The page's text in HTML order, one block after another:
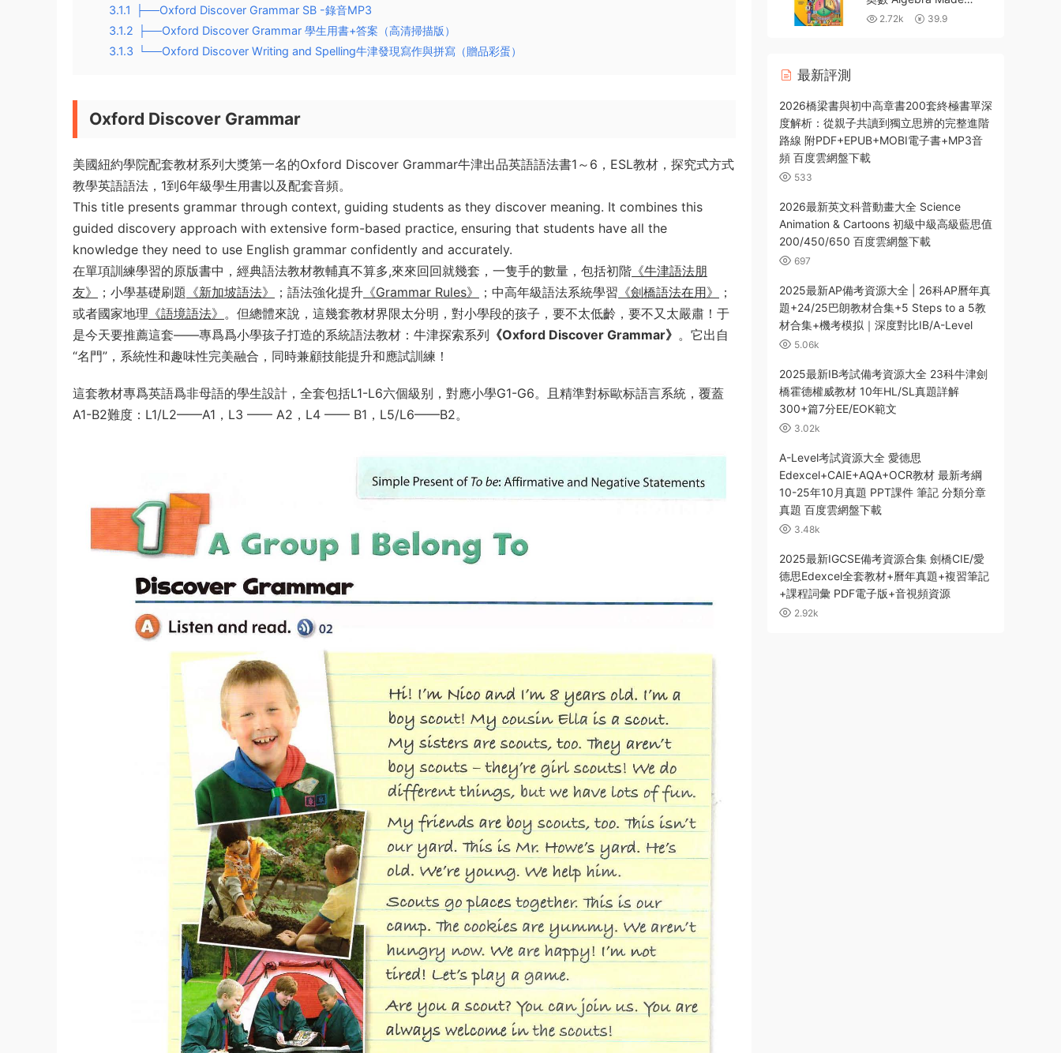
3.1.1
├──Oxford Discover Grammar SB -錄音MP3
3.1.2
├──Oxford Discover Grammar 學生用書+答案（高清掃描版）
3.1.3
└──Oxford Discover Writing and Spelling牛津發現寫作與拼寫（贈品彩蛋）
Oxford Discover Grammar
美國紐約學院配套教材系列大獎第一名的Oxford Discover Grammar牛津出品英語語法書1～6，ESL教材，探究式方式
教學英語語法，1到6年級學生用書以及配套音頻。
This title presents grammar through context, guiding students as they discover meaning. It combines this
guided discovery approach with extensive form-based practice, ensuring that students have all the
knowledge they need to use English grammar confidently and accurately.
在單項訓練學習的原版書中，經典語法教材教輔真不算多,來來回回就幾套，一隻手的數量，包括初階 《牛津語法朋
友》
；小學基礎刷題 《新加坡語法》 ；語法強化提升 《Grammar Rules》 ；中高年級語法系統學習 《劍橋語法在用》
；
或者國家地理 《語境語法》 。但總體來說，這幾套教材界限太分明，對小學段的孩子，要不太低齡，要不又太嚴肅！于
是今天要推薦這套——專爲爲小學孩子打造的系統語法教材：牛津探索系列 《Oxford Discover Grammar》 。它出自
“名門”，系統性和趣味性完美融合，同時兼顧技能提升和應試訓練！
這套教材專爲英語爲非母語的學生設計，全套包括L1-L6六個級别，對應小學G1-G6。且精準對标歐标語言系統，覆蓋
A1-B2難度：L1/L2——A1，L3 —— A2，L4 —— B1，L5/L6——B2。
Easy_AOPS Introduction
2.72k 39.9
最新評測
2026橋梁書與初中高章書200套終極書單深
度解析：從親子共讀到獨立思辨的完整進階
路線 附PDF+EPUB+MOBI電子書+MP3音
頻 百度雲網盤下載
533
2026最新英文科普動畫大全 Science
Animation & Cartoons 初級中級高級藍思值
200/450/650 百度雲網盤下載
697
2025最新AP備考資源大全 | 26科AP曆年真
題+24/25巴朗教材合集+5 Steps to a 5教
材合集+機考模拟｜深度對比IB/A-Level
5.06k
2025最新IB考試備考資源大全 23科牛津劍
橋霍德權威教材 10年HL/SL真題詳解
300+篇7分EE/EOK範文
3.02k
A-Level考試資源大全 愛德思
Edexcel+CAIE+AQA+OCR教材 最新考綱
10-25年10月真題 PPT課件 筆記 分類分章
真題 百度雲網盤下載
3.48k
2025最新IGCSE備考資源合集 劍橋CIE/愛
德思Edexcel全套教材+曆年真題+複習筆記
+課程詞彙 PDF電子版+音視頻資源
2.92k